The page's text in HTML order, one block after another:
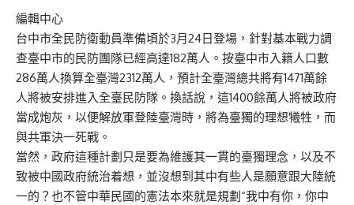
編輯中心
台中市全民防衛動員準備頃於3月24日登場，針對基本戰力調
查臺中市的民防團隊已經高達182萬人。按臺中市入籍人口數
286萬人換算全臺灣2312萬人，預計全臺灣總共將有1471萬餘
人將被安排進入全臺民防隊。換話說，這1400餘萬人將被政府
當成炮灰，以便解放軍登陸臺灣時，將為臺獨的理想犧牲，而
與共軍決一死戰。
當然，政府這種計劃只是要為維護其一貫的臺獨理念，以及不
致被中國政府統治着想，並沒想到其中有些人是願意跟大陸統
一的？也不管中華民國的憲法本來就是規劃“我中有你，你中